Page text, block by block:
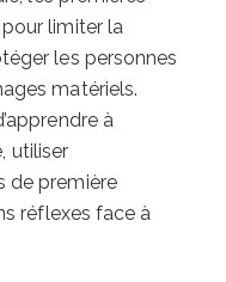
limiter la
les personnes
matériels.
à
utiliser
de première
réflexes face à